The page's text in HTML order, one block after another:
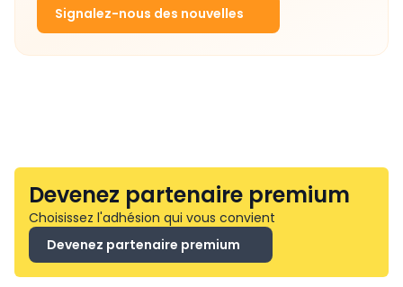
Signalez-nous des nouvelles
Devenez partenaire premium
Choisissez l'adhésion qui vous convient
Devenez partenaire premium